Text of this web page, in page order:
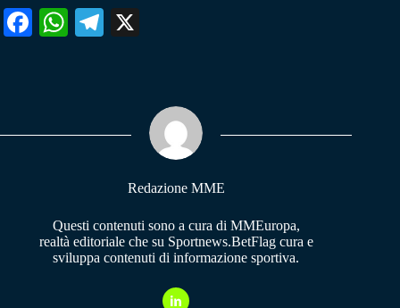
Fa W
pp
Te
m
Redazione MME
Questi contenuti sono a cura di MMEuropa,
realtà editoriale che su Sportnews.BetFlag cura e
sviluppa contenuti di informazione sportiva.